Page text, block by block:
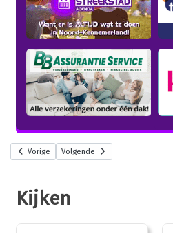
Vorige Volgende
Kijken